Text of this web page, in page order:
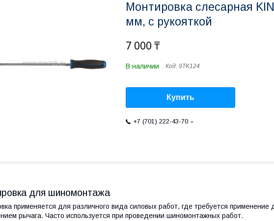
Монтировка слесарная
мм, с рукояткой
7 000 ₸
В наличии Код: 9TK124
Купить
+7 (701) 222-43-70
для шиномонтажа
применяется для различного вида силовых работ, где требуется применение
рычага. Часто используется при проведении шиномонтажных работ.